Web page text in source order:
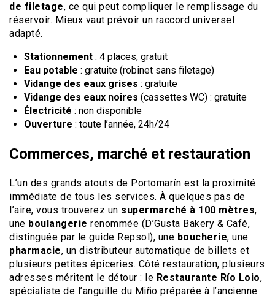
de filetage, ce qui peut compliquer le remplissage du
réservoir. Mieux vaut prévoir un raccord universel
adapté.
Stationnement : 4 places, gratuit
Eau potable : gratuite (robinet sans filetage)
Vidange des eaux grises : gratuite
Vidange des eaux noires (cassettes WC) : gratuite
Électricité : non disponible
Ouverture : toute l’année, 24h/24
Commerces, marché et restauration
L’un des grands atouts de Portomarín est la proximité
immédiate de tous les services. À quelques pas de
l’aire, vous trouverez un supermarché à 100 mètres,
une boulangerie renommée (D’Gusta Bakery & Café,
distinguée par le guide Repsol), une boucherie, une
pharmacie, un distributeur automatique de billets et
plusieurs petites épiceries. Côté restauration, plusieurs
adresses méritent le détour : le Restaurante Río Loio,
spécialiste de l’anguille du Miño préparée à l’ancienne